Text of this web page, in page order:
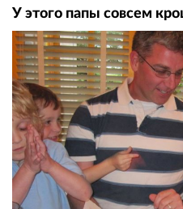
У этого папы совсем